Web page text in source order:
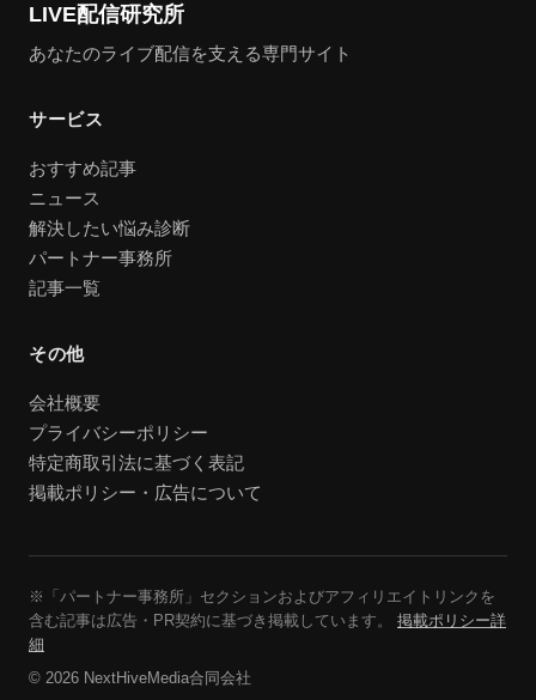
LIVE配信研究所
あなたのライブ配信を支える専門サイト
サービス
おすすめ記事
ニュース
解決したい悩み診断
パートナー事務所
記事一覧
その他
会社概要
プライバシーポリシー
特定商取引法に基づく表記
掲載ポリシー・広告について
※「パートナー事務所」セクションおよびアフィリエイトリンクを
含む記事は広告・PR契約に基づき掲載しています。 掲載ポリシー詳
細
© 2026 NextHiveMedia合同会社